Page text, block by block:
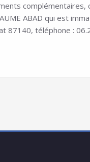
complémentaires,
ABAD qui est
87140, téléphone :